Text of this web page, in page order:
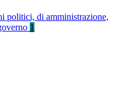
politici, di amministrazione,
1